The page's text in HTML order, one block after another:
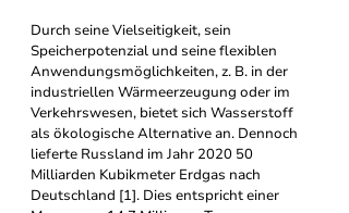
Durch seine Vielseitigkeit, sein
Speicherpotenzial und seine flexiblen
Anwendungsmöglichkeiten, z. B. in der
industriellen Wärmeerzeugung oder im
Verkehrswesen, bietet sich Wasserstoff
als ökologische Alternative an. Dennoch
lieferte Russland im Jahr 2020 50
Milliarden Kubikmeter Erdgas nach
Deutschland [1]. Dies entspricht einer